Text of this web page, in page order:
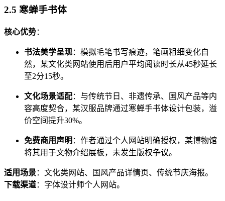
2.5 寒蝉手书体
核心优势：
书法美学呈现：模拟毛笔书写痕迹，笔画粗细变化自
然，某文化类网站使用后用户平均阅读时长从45秒延长
至2分15秒。
文化场景适配：与传统节日、非遗传承、国风产品等内
容高度契合，某汉服品牌通过寒蝉手书体设计包装，溢
价空间提升30%。
免费商用声明 ：作者通过个人网站明确授权，某博物馆
将其用于文物介绍展板，未发生版权争议。
适用场景：文化类网站、国风产品详情页、传统节庆海报。
下载渠道：字体设计师个人网站。